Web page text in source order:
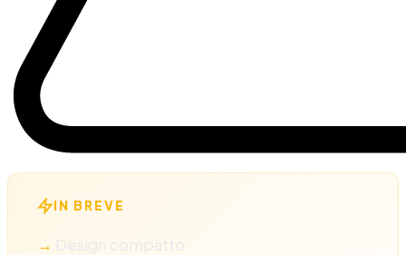
IN BREVE
Design compatto